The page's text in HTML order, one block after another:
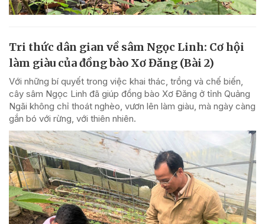
Tri thức dân gian về sâm Ngọc Linh: Cơ hội
làm giàu của đồng bào Xơ Đăng (Bài 2)
Với những bí quyết trong việc khai thác, trồng và chế biến,
cây sâm Ngọc Linh đã giúp đồng bào Xơ Đăng ở tỉnh Quảng
Ngãi không chỉ thoát nghèo, vươn lên làm giàu, mà ngày càng
gắn bó với rừng, với thiên nhiên.